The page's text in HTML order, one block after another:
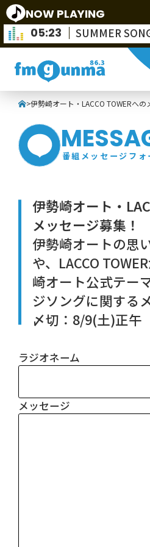
NOW PLAYING
05:23 SUMMER
>伊勢崎オート・LACCO TOWERへの
番組メッセージフォ
伊勢崎オート・
メッセージ募集！
伊勢崎オートの思
や、LACCO
崎オート公式テー
ジソングに関する
〆切：8/9(土)正午
ラジオネーム
メッセージ